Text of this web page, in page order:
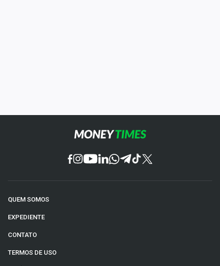
QUEM SOMOS
EXPEDIENTE
CONTATO
TERMOS DE USO